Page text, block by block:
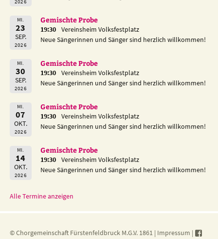
MI.
23
SEP.
2026
Gemischte Probe
19:30
Vereinsheim Volksfestplatz
Neue Sängerinnen und Sänger sind herzlich willkommen!
MI.
30
SEP.
2026
Gemischte Probe
19:30
Vereinsheim Volksfestplatz
Neue Sängerinnen und Sänger sind herzlich willkommen!
MI.
07
OKT.
2026
Gemischte Probe
19:30
Vereinsheim Volksfestplatz
Neue Sängerinnen und Sänger sind herzlich willkommen!
MI.
14
OKT.
2026
Gemischte Probe
19:30
Vereinsheim Volksfestplatz
Neue Sängerinnen und Sänger sind herzlich willkommen!
Alle Termine anzeigen
© Chorgemeinschaft Fürstenfeldbruck M.G.V. 1861 | Impressum |